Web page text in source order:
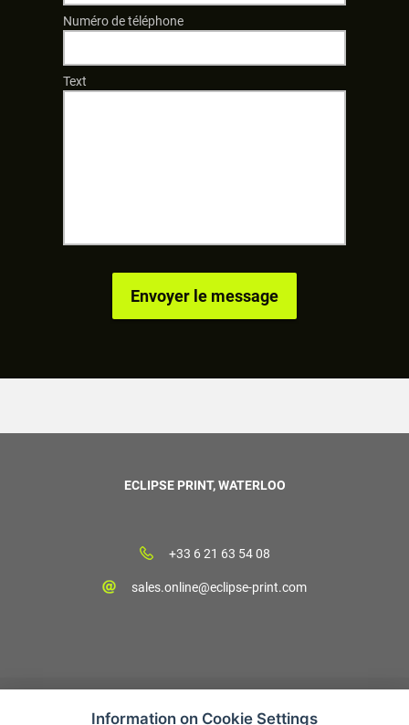
Numéro de téléphone
Text
ECLIPSE PRINT, WATERLOO
+33 6 21 63 54 08
sales.online@eclipse-print.com
Information on Cookie Settings